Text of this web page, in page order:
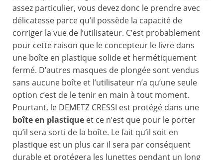
assez particulier, vous devez donc le prendre avec
délicatesse parce qu’il possède la capacité de
corriger la vue de l’utilisateur. C’est probablement
pour cette raison que le concepteur le livre dans
une boîte en plastique solide et hermétiquement
fermé. D’autres masques de plongée sont vendus
sans aucune boîte et l’utilisateur n’a qu’une seule
option c’est de le tenir en main à tout moment.
Pourtant, le DEMETZ CRESSI est protégé dans une
boîte en plastique et ce n’est que pour le porter
qu’il sera sorti de la boîte. Le fait qu’il soit en
plastique est un plus car il sera par conséquent
durable et protégera les lunettes pendant un long